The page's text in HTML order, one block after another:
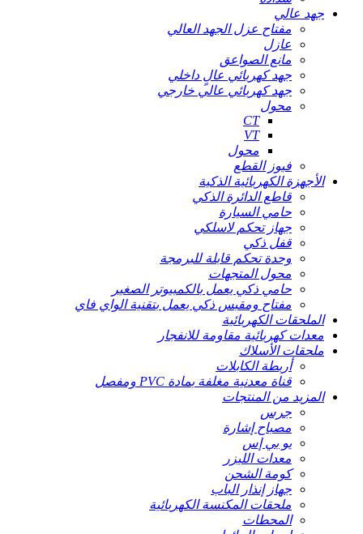
جهد عالي
مفتاح عزل الجهد العالي
عازل
مانع الصواعق
جهد كهربائي عالٍ داخلي
جهد كهربائي عالي خارجي
محول
CT
VT
محول
فيوز القطع
الأجهزة الكهربائية الذكية
قاطع الدائرة الذكي
حامي السيارة
جهاز تحكم لاسلكي
قفل ذكي
وحدة تحكم قابلة للبرمجة
محول المتجهات
حامي ذكي يعمل بالكمبيوتر الصغير
مفتاح ومقبس ذكي يعمل بتقنية الواي فاي
الملحقات الكهربائية
معدات كهربائية مقاومة للانفجار
ملحقات الأسلاك
أربطة الكابلات
قناة معدنية مغلفة بمادة PVC ومفصل
المزيد من المنتجات
جرس
مصباح إشارة
يو بي إس
معدات الليزر
كومة الشحن
جهاز إنذار الباب
ملحقات المكنسة الكهربائية
المحطات